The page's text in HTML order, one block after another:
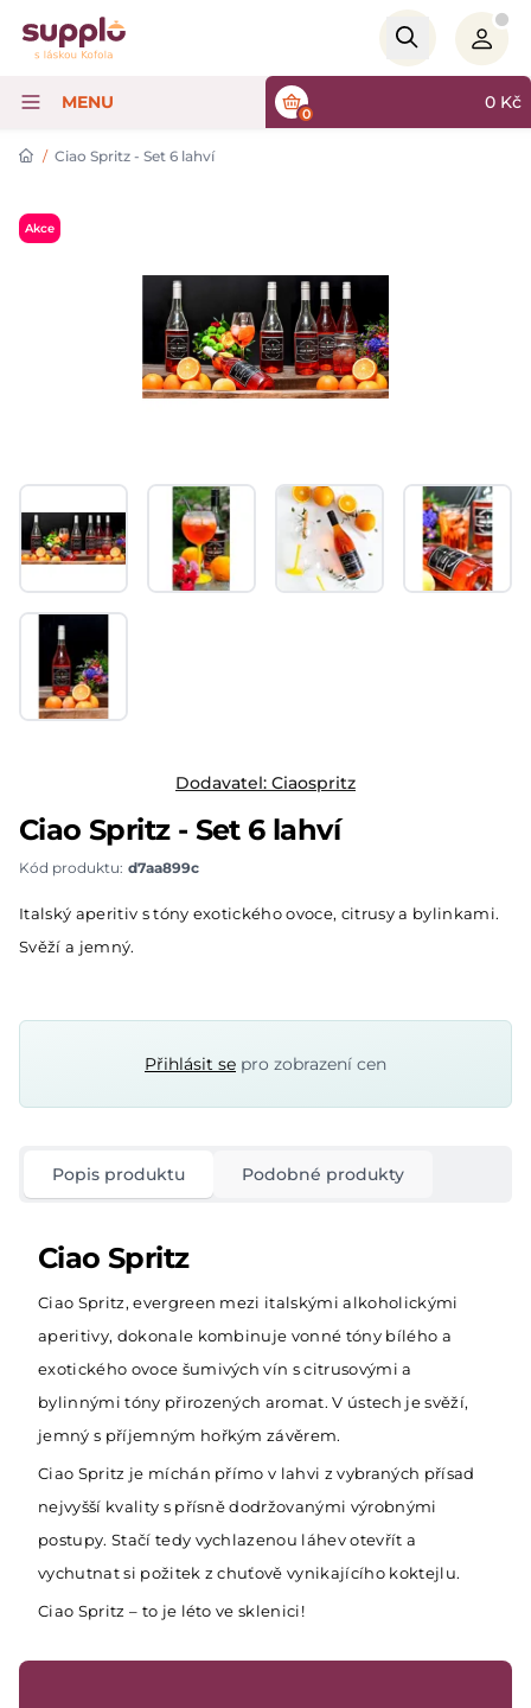
Logo
MENU
0
0 Kč
/ Ciao Spritz - Set 6 lahví
Akce
Dodavatel: Ciaospritz
Ciao Spritz - Set 6 lahví
Kód produktu: d7aa899c
Description
Italský aperitiv s tóny exotického ovoce, citrusy a bylinkami.
Svěží a jemný.
Přihlásit se pro zobrazení cen
Popis produktu Podobné produkty
Ciao Spritz
Ciao Spritz, evergreen mezi italskými alkoholickými
aperitivy, dokonale kombinuje vonné tóny bílého a
exotického ovoce šumivých vín s citrusovými a
bylinnými tóny přirozených aromat. V ústech je svěží,
jemný s příjemným hořkým závěrem.
Ciao Spritz je míchán přímo v lahvi z vybraných přísad
nejvyšší kvality s přísně dodržovanými výrobnými
postupy. Stačí tedy vychlazenou láhev otevřít a
vychutnat si požitek z chuťově vynikajícího koktejlu.
Ciao Spritz – to je léto ve sklenici!